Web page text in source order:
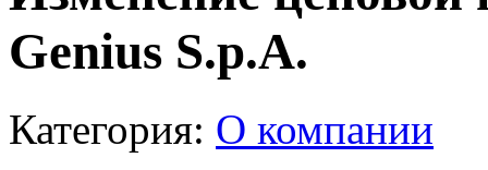
Genius S.p.A.
Категория: О компании